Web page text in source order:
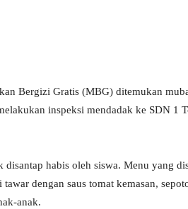
Bergizi Gratis (MBG) ditemukan
inspeksi mendadak ke SDN 1
habis oleh siswa. Menu yang
dengan saus tomat kemasan,
anak.